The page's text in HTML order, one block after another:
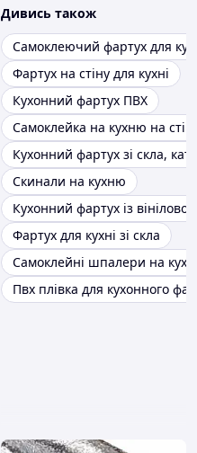
Дивись також
Самоклеючий фартух для
Фартух на стіну для кухні
Кухонний фартух ПВХ
Самоклейка на кухню на
Кухонний фартух зі скла,
Скинали на кухню
Кухонний фартух із
Фартух для кухні зі скла
Самоклейні шпалери на
Пвх плівка для кухонного